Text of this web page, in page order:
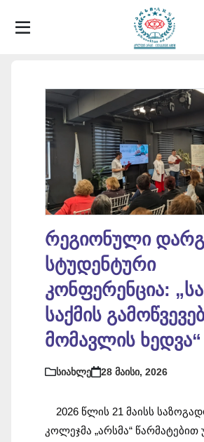
რეგიონული
სტუდენტური
კონფერენცია:
საქმის
მომავლის ხედვა“
სიახლე 28 მაისი, 2026
2026 წლის 21 მაისს
კოლეჯმა „არსმა“ წარმატებით